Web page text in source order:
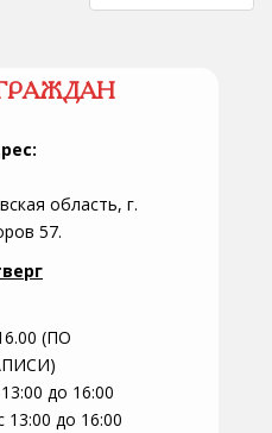
область, г.
57.
(ПО
до 16:00
до 16:00